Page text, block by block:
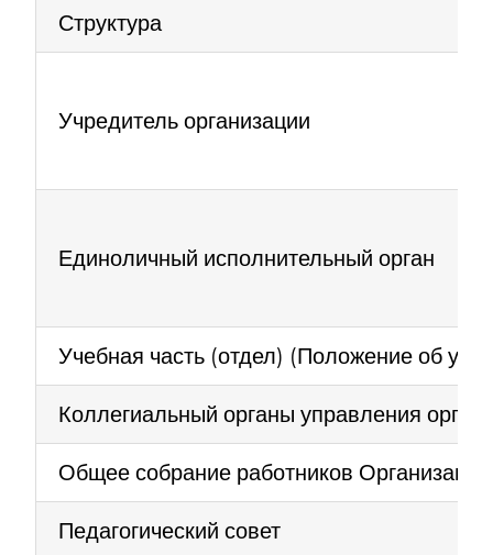
Структура
Учредитель организации
Единоличный исполнительный орган
Учебная часть (отдел) (Положение об
Коллегиальный органы управления
Общее собрание работников Организации
Педагогический совет